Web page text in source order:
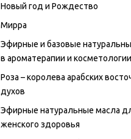
Новый год и Рождество
Мирра
Эфирные и базовые
в ароматерапии и косметологии
Роза – королева арабских
духов
Эфирные натуральные масла
женского здоровья